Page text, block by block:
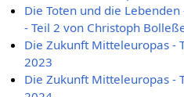
Die Toten und die
- Teil 2 von Christoph
Die Zukunft Mitteleuropas -
2023
Die Zukunft Mitteleuropas -